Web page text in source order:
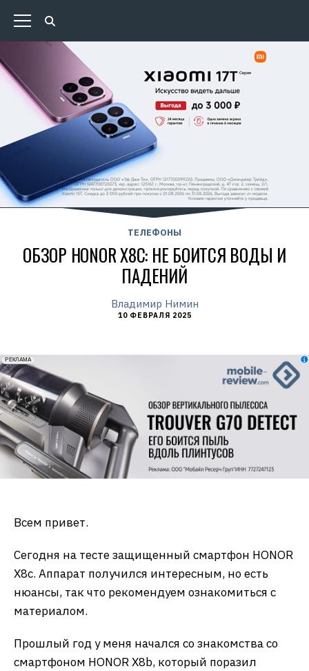
ТЕЛЕФОНЫ
ОБЗОР HONOR X8C: НЕ БОИТСЯ ВОДЫ И
ПАДЕНИЙ
Владимир Нимин
10 ФЕВРАЛЯ 2025
erid: 2VfnxxmNzs5
РЕКЛАМА
Всем привет.
Сегодня на тесте защищенный смартфон HONOR
X8c. Аппарат получился интересным, но есть
нюансы, так что рекомендуем ознакомиться с
материалом.
Прошлый год у меня начался со знакомства со
смартфоном HONOR X8b, который поразил